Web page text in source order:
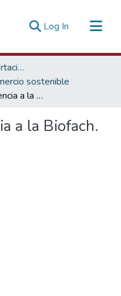
Log In (current)
Promoción de las Exportaciones
sostenible
Informe de asistencia a la Biofach. Alemania, 2009.
a la Biofach.